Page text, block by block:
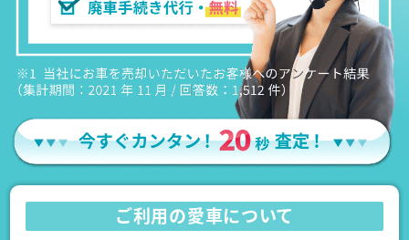
ご利用の愛車について